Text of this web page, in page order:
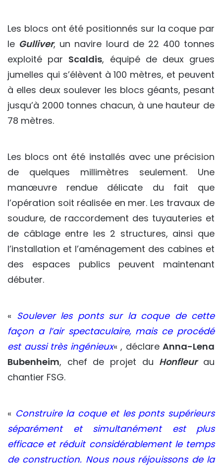
Les blocs ont été positionnés sur la coque par
le Gulliver, un navire lourd de 22 400 tonnes
exploité par Scaldis, équipé de deux grues
jumelles qui s’élèvent à 100 mètres, et peuvent
à elles deux soulever les blocs géants, pesant
jusqu’à 2000 tonnes chacun, à une hauteur de
78 mètres.
Les blocs ont été installés avec une précision
de quelques millimètres seulement. Une
manœuvre rendue délicate du fait que
l’opération soit réalisée en mer. Les travaux de
soudure, de raccordement des tuyauteries et
de câblage entre les 2 structures, ainsi que
l’installation et l’aménagement des cabines et
des espaces publics peuvent maintenant
débuter.
« Soulever les ponts sur la coque de cette
façon a l’air spectaculaire, mais ce procédé
est aussi très ingénieux« , déclare Anna-Lena
Bubenheim, chef de projet du Honfleurau
chantier FSG.
« Construire la coque et les ponts supérieurs
séparément et simultanément est plus
efficace et réduit considérablement le temps
de construction. Nous nous réjouissons de la